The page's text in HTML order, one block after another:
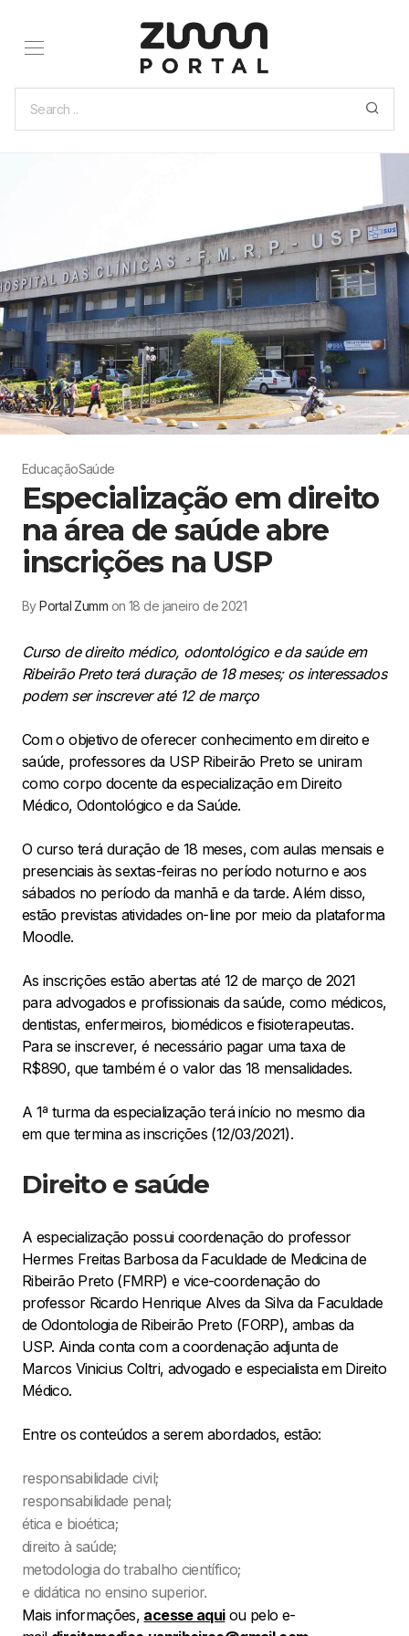
EducaçãoSaúde
Especialização em direito
na área de saúde abre
inscrições na USP
ByPortal Zumm on 18 de janeiro de 2021
Curso de direito médico, odontológico e da saúde em
Ribeirão Preto terá duração de 18 meses; os interessados
podem ser inscrever até 12 de março
Com o objetivo de oferecer conhecimento em direito e
saúde, professores da USP Ribeirão Preto se uniram
como corpo docente da especialização em Direito
Médico, Odontológico e da Saúde.
O curso terá duração de 18 meses, com aulas mensais e
presenciais às sextas-feiras no período noturno e aos
sábados no período da manhã e da tarde. Além disso,
estão previstas atividades on-line por meio da plataforma
Moodle.
As inscrições estão abertas até 12 de março de 2021
para advogados e profissionais da saúde, como médicos,
dentistas, enfermeiros, biomédicos e fisioterapeutas.
Para se inscrever, é necessário pagar uma taxa de
R$890, que também é o valor das 18 mensalidades.
A 1ª turma da especialização terá início no mesmo dia
em que termina as inscrições (12/03/2021).
Direito e saúde
A especialização possui coordenação do professor
Hermes Freitas Barbosa da Faculdade de Medicina de
Ribeirão Preto (FMRP) e vice-coordenação do
professor Ricardo Henrique Alves da Silva da Faculdade
de Odontologia de Ribeirão Preto (FORP), ambas da
USP. Ainda conta com a coordenação adjunta de
Marcos Vinicius Coltri, advogado e especialista em Direito
Médico.
Entre os conteúdos a serem abordados, estão:
responsabilidade civil;
responsabilidade penal;
ética e bioética;
direito à saúde;
metodologia do trabalho científico;
e didática no ensino superior.
Mais informações, acesse aquiou pelo e-